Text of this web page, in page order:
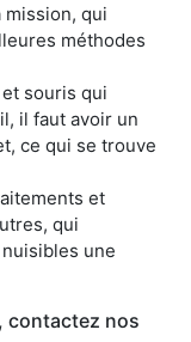
qui
méthodes
souris qui
il faut avoir un
ce qui se trouve
et
qui
une
contactez nos